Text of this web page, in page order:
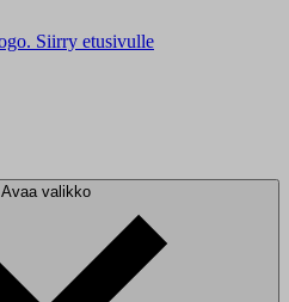
Siirry etusivulle
Avaa valikko